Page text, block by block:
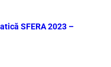
SFERA 2023 –